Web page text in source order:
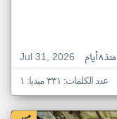
Jul 31, 2026
منذ ٨ أيام
عدد الكلمات: ٣٣١ ميديا: ١